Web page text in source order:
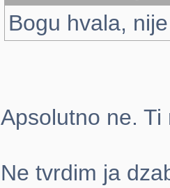
Bogu hvala,
Apsolutno ne.
Ne tvrdim ja